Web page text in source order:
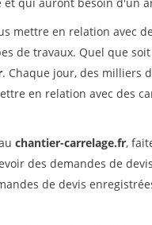
mettre en relation avec
de travaux. Quel que
. Chaque jour, des milliers
en relation avec des
chantier-carrelage.fr,
des demandes de
de devis